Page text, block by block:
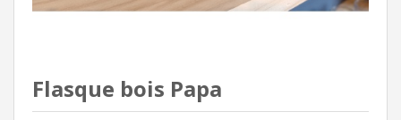
Flasque bois Papa